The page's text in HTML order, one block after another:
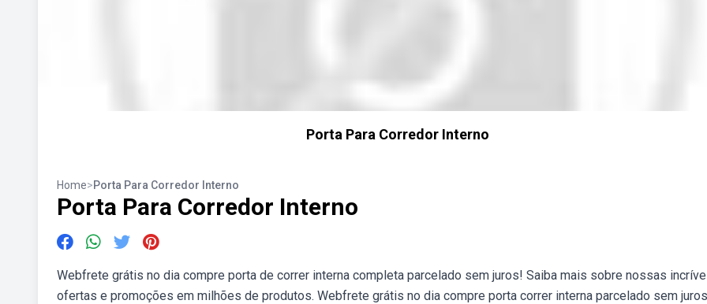
Porta Para Corredor Interno
Home>Porta Para Corredor Interno
Porta Para Corredor Interno
Webfrete grátis no dia compre porta de correr interna completa parcelado sem juros! Saiba mais sobre nossas
ofertas e promoções em milhões de produtos. Webfrete grátis no dia compre porta correr interna parcelado sem